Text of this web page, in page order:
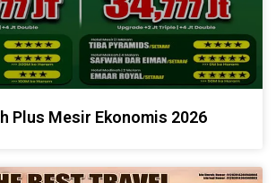
Plus Mesir Ekonomis 2026